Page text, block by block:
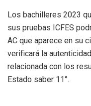
Los bachilleres 2023
sus pruebas ICFES
AC que aparece en su
verificará la
relacionada con los
Estado saber 11°.